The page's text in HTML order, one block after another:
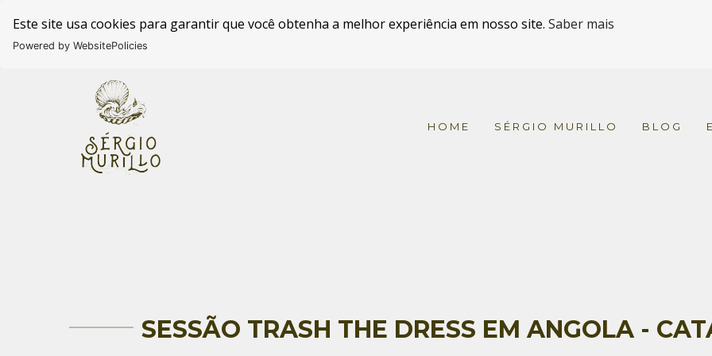
Este site usa cookies para garantir que você obtenha a melhor experiência em nosso site. Saber mais
Powered by WebsitePolicies
HOME SÉRGIO MURILLO BLOG
SESSÃO TRASH THE DRESS EM ANGOLA -